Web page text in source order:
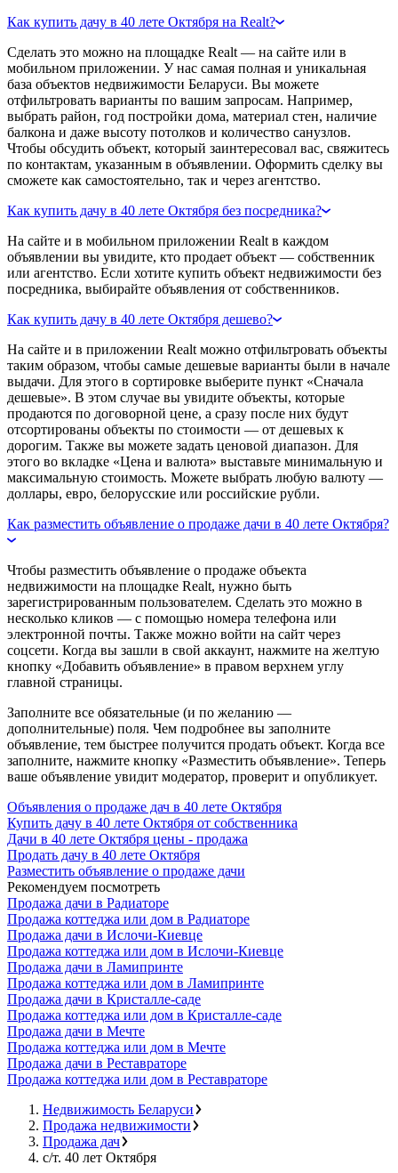
Как купить дачу в 40 лете Октября на Realt?
Сделать это можно на площадке Realt — на сайте или в
мобильном приложении. У нас самая полная и уникальная
база объектов недвижимости Беларуси. Вы можете
отфильтровать варианты по вашим запросам. Например,
выбрать район, год постройки дома, материал стен, наличие
балкона и даже высоту потолков и количество санузлов.
Чтобы обсудить объект, который заинтересовал вас, свяжитесь
по контактам, указанным в объявлении. Оформить сделку вы
сможете как самостоятельно, так и через агентство.
Как купить дачу в 40 лете Октября без посредника?
На сайте и в мобильном приложении Realt в каждом
объявлении вы увидите, кто продает объект — собственник
или агентство. Если хотите купить объект недвижимости без
посредника, выбирайте объявления от собственников.
Как купить дачу в 40 лете Октября дешево?
На сайте и в приложении Realt можно отфильтровать объекты
таким образом, чтобы самые дешевые варианты были в начале
выдачи. Для этого в сортировке выберите пункт «Сначала
дешевые». В этом случае вы увидите объекты, которые
продаются по договорной цене, а сразу после них будут
отсортированы объекты по стоимости — от дешевых к
дорогим. Также вы можете задать ценовой диапазон. Для
этого во вкладке «Цена и валюта» выставьте минимальную и
максимальную стоимость. Можете выбрать любую валюту —
доллары, евро, белорусские или российские рубли.
Как разместить объявление о продаже дачи в 40 лете Октября?
Чтобы разместить объявление о продаже объекта
недвижимости на площадке Realt, нужно быть
зарегистрированным пользователем. Сделать это можно в
несколько кликов — с помощью номера телефона или
электронной почты. Также можно войти на сайт через
соцсети. Когда вы зашли в свой аккаунт, нажмите на желтую
кнопку «Добавить объявление» в правом верхнем углу
главной страницы.
Заполните все обязательные (и по желанию —
дополнительные) поля. Чем подробнее вы заполните
объявление, тем быстрее получится продать объект. Когда все
заполните, нажмите кнопку «Разместить объявление». Теперь
ваше объявление увидит модератор, проверит и опубликует.
Объявления о продаже дач в 40 лете Октября
Купить дачу в 40 лете Октября от собственника
Дачи в 40 лете Октября цены - продажа
Продать дачу в 40 лете Октября
Разместить объявление о продаже дачи
Рекомендуем посмотреть
Продажа дачи в Радиаторе
Продажа коттеджа или дом в Радиаторе
Продажа дачи в Ислочи-Киевце
Продажа коттеджа или дом в Ислочи-Киевце
Продажа дачи в Ламипринте
Продажа коттеджа или дом в Ламипринте
Продажа дачи в Кристалле-саде
Продажа коттеджа или дом в Кристалле-саде
Продажа дачи в Мечте
Продажа коттеджа или дом в Мечте
Продажа дачи в Реставраторе
Продажа коттеджа или дом в Реставраторе
Недвижимость Беларуси
Продажа недвижимости
Продажа дач
с/т. 40 лет Октября